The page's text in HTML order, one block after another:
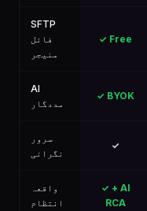
SFTP
فائل
منیجر
✓ Free
AI
مددگار
✓ BYOK
سرور
نگرانی
✓
واقعہ
انتظام
✓ + AI
RCA